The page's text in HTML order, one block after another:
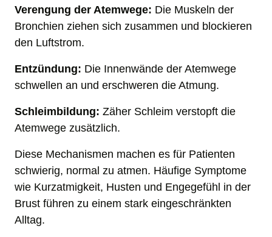
Verengung der Atemwege: Die Muskeln der
Bronchien ziehen sich zusammen und blockieren
den Luftstrom.
Entzündung: Die Innenwände der Atemwege
schwellen an und erschweren die Atmung.
Schleimbildung: Zäher Schleim verstopft die
Atemwege zusätzlich.
Diese Mechanismen machen es für Patienten
schwierig, normal zu atmen. Häufige Symptome
wie Kurzatmigkeit, Husten und Engegefühl in der
Brust führen zu einem stark eingeschränkten
Alltag.